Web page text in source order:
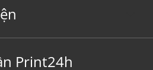
Print24h